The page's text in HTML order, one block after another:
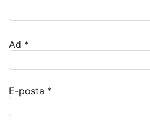
Ad *
E-posta *